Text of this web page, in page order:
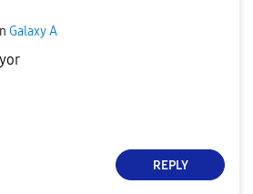
Galaxy A
REPLY